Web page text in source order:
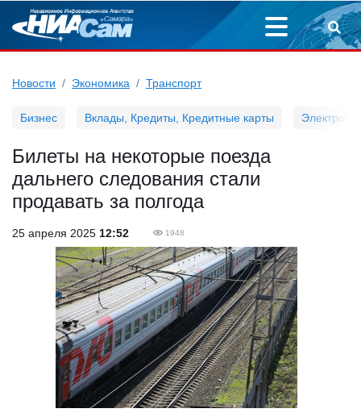
Новости Экономика Транспорт
Бизнес Вклады, Кредиты, Кредитные карты
Билеты на некоторые поезда
дальнего следования стали
продавать за полгода
25 апреля 2025 12:52 1948